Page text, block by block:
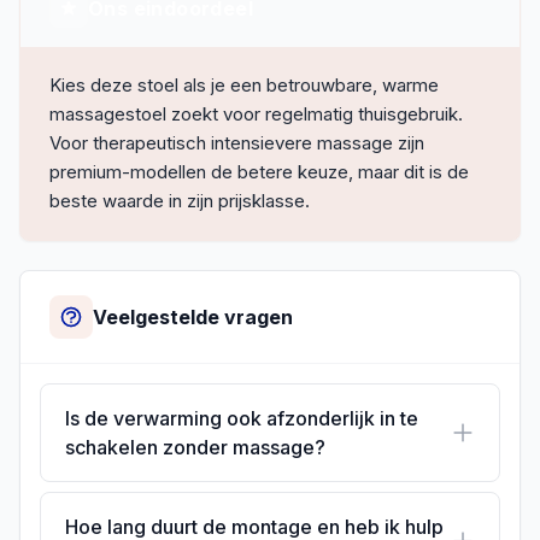
Kies deze stoel als je een betrouwbare, warme
massagestoel zoekt voor regelmatig thuisgebruik.
Voor therapeutisch intensievere massage zijn
premium-modellen de betere keuze, maar dit is de
beste waarde in zijn prijsklasse.
Veelgestelde vragen
Is de verwarming ook afzonderlijk in te
schakelen zonder massage?
Hoe lang duurt de montage en heb ik hulp